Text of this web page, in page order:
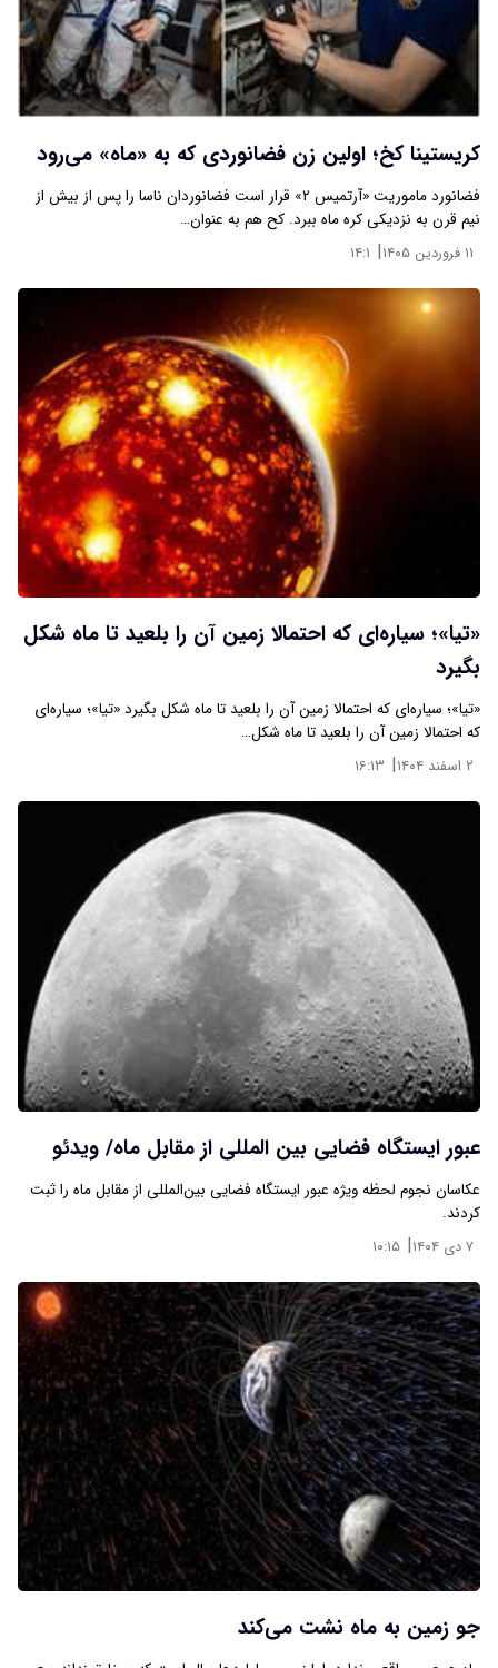
کریستینا کخ؛ اولین زن فضانوردی که به «ماه» می‌رود
فضانورد ماموریت «آرتمیس ۲» قرار است فضانوردان ناسا را پس از بیش از
نیم قرن به نزدیکی کره ماه ببرد. کح هم به عنوان…
۱۱ فروردین ۱۴۰۵ | ۱۴:۱
«تیا»؛ سیاره‌ای که احتمالا زمین آن را بلعید تا ماه شکل
بگیرد
«تیا»؛ سیاره‌ای که احتمالا زمین آن را بلعید تا ماه شکل بگیرد «تیا»؛ سیاره‌ای
که احتمالا زمین آن را بلعید تا ماه شکل…
۲ اسفند ۱۴۰۴ | ۱۶:۱۳
عبور ایستگاه فضایی بین المللی از مقابل ماه/ ویدئو
عکاسان نجوم لحظه‌ ویژه عبور ایستگاه فضایی بین‌المللی از مقابل ماه را ثبت
کردند.
۷ دی ۱۴۰۴ | ۱۰:۱۵
جو زمین به ماه نشت می‌کند